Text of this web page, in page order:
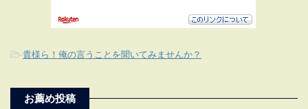
-貴様ら！俺の言うことを聞いてみませんか？
お薦め投稿